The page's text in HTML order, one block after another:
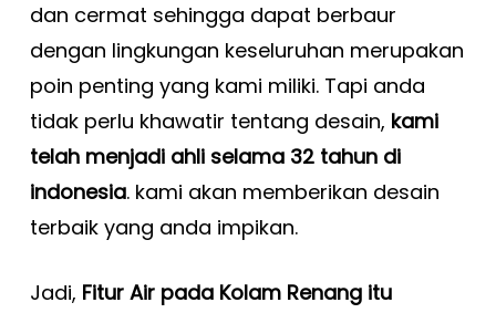
dan cermat sehingga dapat berbaur
dengan lingkungan keseluruhan merupakan
poin penting yang kami miliki. Tapi anda
tidak perlu khawatir tentang desain, kami
telah menjadi ahli selama 32 tahun di
indonesia. kami akan memberikan desain
terbaik yang anda impikan.
Jadi, Fitur Air pada Kolam Renang itu